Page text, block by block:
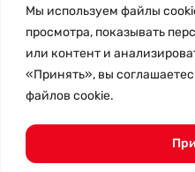
Мы используем файлы
просмотра, показывать
или контент и
«Принять», вы
файлов cookie.
xFusion
xFusion AI Solution
Цены на товары не
- Политика
© 2026.SHANGHAI